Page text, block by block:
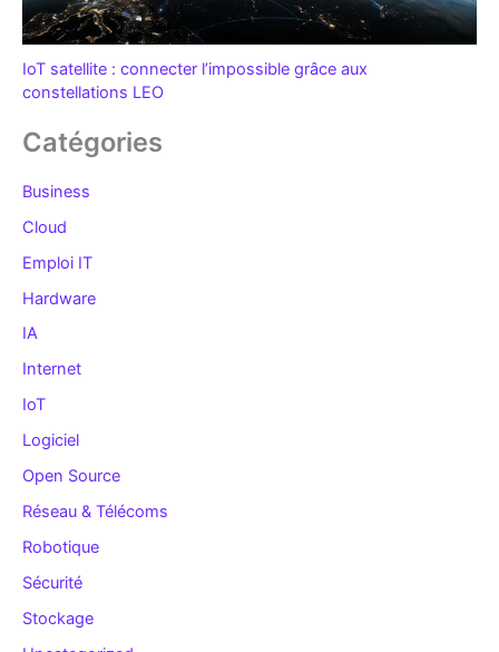
IoT satellite : connecter l’impossible grâce aux
constellations LEO
Catégories
Business
Cloud
Emploi IT
Hardware
IA
Internet
IoT
Logiciel
Open Source
Réseau & Télécoms
Robotique
Sécurité
Stockage